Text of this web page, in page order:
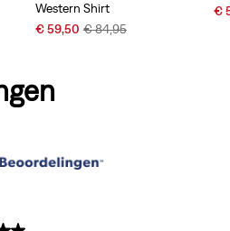
Western Shirt
Sale
€ 59,50 Original
€ 84,95
€